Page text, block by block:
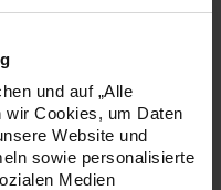
und auf „Alle
wir Cookies, um Daten
Website und
sowie personalisierte
Medien
Objekten das gewisse